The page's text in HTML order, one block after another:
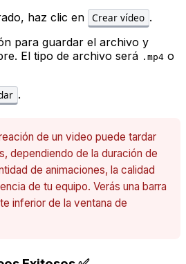
haz clic en
Crear vídeo .
para guardar el archivo y
El tipo de archivo será .mp4 o
.
de un video puede tardar
dependiendo de la duración de
de animaciones, la calidad
de tu equipo. Verás una barra
inferior de la ventana de